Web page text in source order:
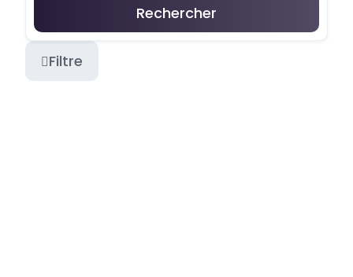
Rechercher
Filtre